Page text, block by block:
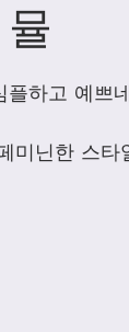
Shoes
하고 예쁘
미닌한 스